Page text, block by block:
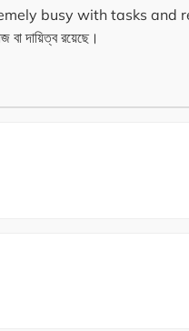
busy with tasks and
দায়িত্ব রয়েছে।